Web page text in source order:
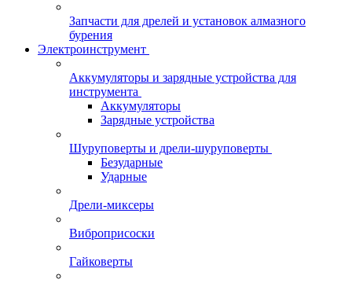
Запчасти для дрелей и установок алмазного
бурения
Электроинструмент
Аккумуляторы и зарядные устройства для
инструмента
Аккумуляторы
Зарядные устройства
Шуруповерты и дрели-шуруповерты
Безударные
Ударные
Дрели-миксеры
Виброприсоски
Гайковерты